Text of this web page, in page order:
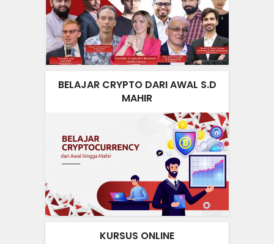
BELAJAR CRYPTO DARI AWAL S.D
MAHIR
KURSUS ONLINE